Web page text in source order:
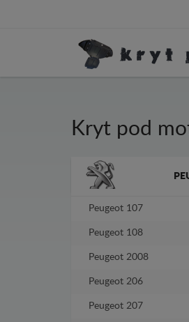
Kryt pod
Značky vozidel
Peugeot 107
Peugeot 108
Peugeot 2008
Peugeot 206
Peugeot 207